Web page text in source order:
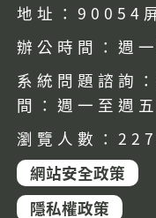
地址：90054
辦公時間：週
系統問題諮詢
間：週一至週
瀏覽人數：